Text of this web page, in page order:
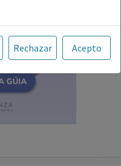
Página Web está
español y, por
legalmente
medicamentos
técnica de los
informativo,
Rechazar Acepto